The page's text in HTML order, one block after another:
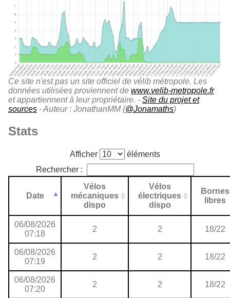
Ce site n'est pas un site officiel de vélib métropole. Les
données utilisées proviennent de www.velib-metropole.fr
et appartiennent à leur propriétaire. - Site du projet et
sources - Auteur : JonathanMM (@Jonamaths)
Stats
Afficher
éléments
Rechercher :
Date
Vélos
mécaniques
dispo
Vélos
électriques
dispo
Bornes
libres
06/08/2026
07:18
2 2 18/22
06/08/2026
07:19
2 2 18/22
06/08/2026
07:20
2 2 18/22